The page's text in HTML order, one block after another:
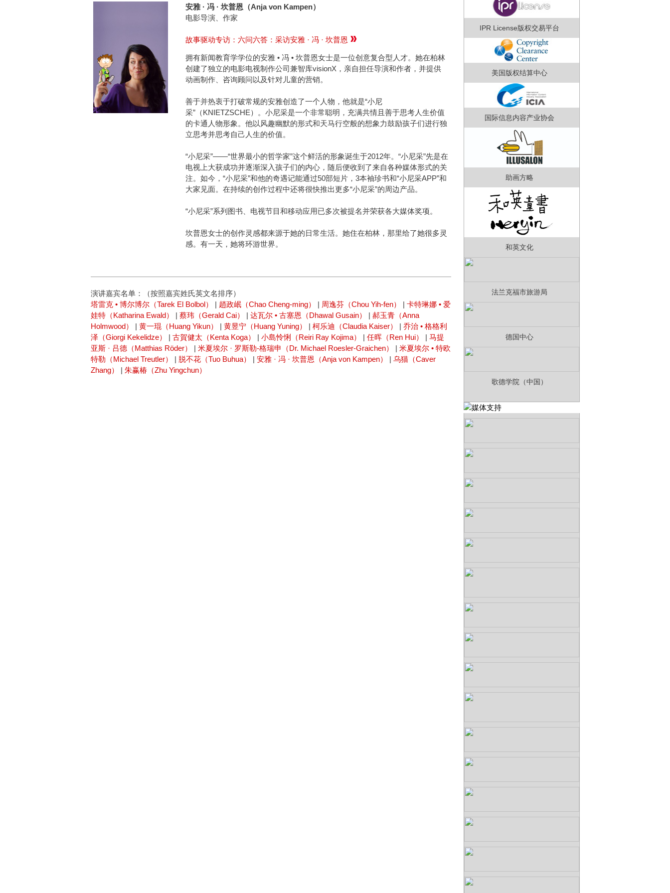
安雅 · 冯 · 坎普恩（Anja von Kampen）
电影导演、作家
故事驱动专访：六问六答：采访安雅 · 冯 · 坎普恩
拥有新闻教育学学位的安雅 • 冯 • 坎普恩女士是一位创意复合型人才。她在柏林
创建了独立的电影电视制作公司兼智库visionX，亲自担任导演和作者，并提供
动画制作、咨询顾问以及针对儿童的营销。
善于并热衷于打破常规的安雅创造了一个人物，他就是“小尼
采”（KNIETZSCHE）。小尼采是一个非常聪明，充满共情且善于思考人生价值
的卡通人物形象。他以风趣幽默的形式和天马行空般的想象力鼓励孩子们进行独
立思考并思考自己人生的价值。
“小尼采”——“世界最小的哲学家”这个鲜活的形象诞生于2012年。“小尼采”先是在
电视上大获成功并逐渐深入孩子们的内心，随后便收到了来自各种媒体形式的关
注。如今，“小尼采”和他的奇遇记能通过50部短片，3本袖珍书和“小尼采APP”和
大家见面。在持续的创作过程中还将很快推出更多“小尼采”的周边产品。
“小尼采”系列图书、电视节目和移动应用已多次被提名并荣获各大媒体奖项。
坎普恩女士的创作灵感都来源于她的日常生活。她住在柏林，那里给了她很多灵
感。有一天，她将环游世界。
演讲嘉宾名单：（按照嘉宾姓氏英文名排序）
塔雷克 • 博尔博尔（Tarek El Bolbol）
| 趙政岷（Chao Cheng-ming） | 周逸芬（Chou Yih-fen） | 卡特琳娜 • 爱
娃特（Katharina Ewald）
| 蔡玮（Gerald Cai） | 达瓦尔 • 古塞恩（Dhawal Gusain） | 郝玉青（Anna
Holmwood）
| 黄一琨（Huang Yikun） | 黄昱宁（Huang Yuning） | 柯乐迪（Claudia Kaiser） | 乔治 • 格格利
泽（Giorgi Kekelidze）
| 古賀健太（Kenta Koga） | 小島怜悧（Reiri Ray Kojima） | 任晖（Ren Hui） | 马提
亚斯 · 吕德（Matthias Röder）
| 米夏埃尔 · 罗斯勒-格瑞申（Dr. Michael Roesler-Graichen） | 米夏埃尔 • 特欧
特勒（Michael Treutler）
| 脱不花（Tuo Buhua） | 安雅 · 冯 · 坎普恩（Anja von Kampen） | 乌猫（Caver
Zhang）
| 朱赢椿（Zhu Yingchun）
IPR License版权交易平台
美国版权结算中心
国际信息内容产业协会
助画方略
和英文化
法兰克福市旅游局
德国中心
歌德学院（中国）